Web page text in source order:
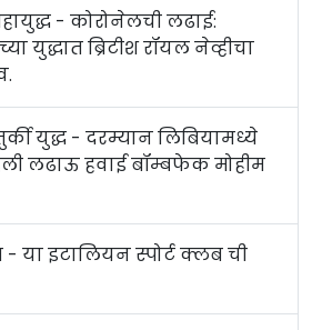
- कोरोनेलची लढाई:
युद्धात ब्रिटीश रॉयल नेव्हीचा
युद्ध - दरम्यान लिबियामध्ये
लढाऊ हवाई बॉम्बफेक मोहीम
- या इटालियन स्पोर्ट क्लब ची